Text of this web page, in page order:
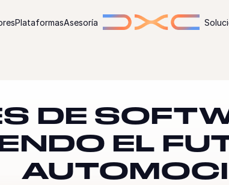
PlataformasAsesoría
DE
EL